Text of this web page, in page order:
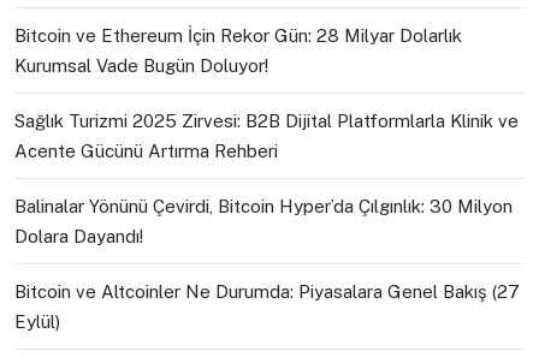
Bitcoin ve Ethereum İçin Rekor Gün: 28 Milyar Dolarlık
Kurumsal Vade Bugün Doluyor!
Sağlık Turizmi 2025 Zirvesi: B2B Dijital Platformlarla Klinik ve
Acente Gücünü Artırma Rehberi
Balinalar Yönünü Çevirdi, Bitcoin Hyper’da Çılgınlık: 30 Milyon
Dolara Dayandı!
Bitcoin ve Altcoinler Ne Durumda: Piyasalara Genel Bakış (27
Eylül)